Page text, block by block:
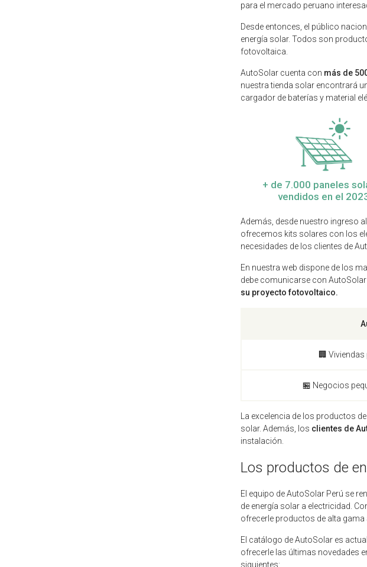
para el mercado peruano
Desde entonces, el público
energía solar. Todos son
fotovoltaica.
AutoSolar cuenta con más de
nuestra tienda solar encontrará
cargador de baterías y material
+ de 7.000 paneles
vendidos en el
Además, desde nuestro ingreso
ofrecemos kits solares con los
necesidades de los clientes de
En nuestra web dispone de los
debe comunicarse con
su proyecto fotovoltaico.
🏢
🏪 Negocios
La excelencia de los productos
solar. Además, los clientes de
instalación.
Los productos de
El equipo de AutoSolar Perú se
de energía solar a electricidad.
ofrecerle productos de alta
El catálogo de AutoSolar es
ofrecerle las últimas novedades
siguientes: